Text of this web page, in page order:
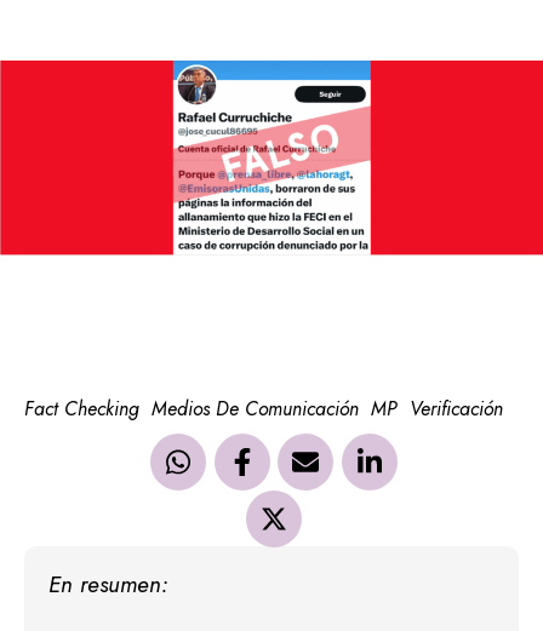
Fact Checking Medios De Comunicación MP Verificación
En resumen: